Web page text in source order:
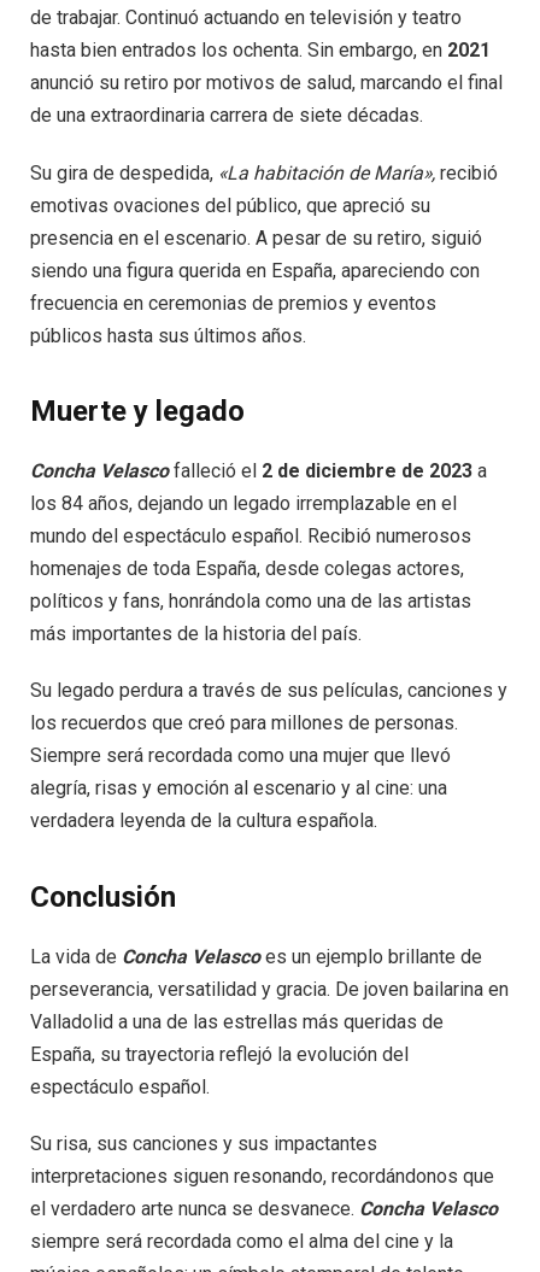
de trabajar. Continuó actuando en televisión y teatro
hasta bien entrados los ochenta. Sin embargo, en 2021
anunció su retiro por motivos de salud, marcando el final
de una extraordinaria carrera de siete décadas.
Su gira de despedida, «La habitación de María», recibió
emotivas ovaciones del público, que apreció su
presencia en el escenario. A pesar de su retiro, siguió
siendo una figura querida en España, apareciendo con
frecuencia en ceremonias de premios y eventos
públicos hasta sus últimos años.
Muerte y legado
Concha Velascofalleció el 2 de diciembre de 2023 a
los 84 años, dejando un legado irremplazable en el
mundo del espectáculo español. Recibió numerosos
homenajes de toda España, desde colegas actores,
políticos y fans, honrándola como una de las artistas
más importantes de la historia del país.
Su legado perdura a través de sus películas, canciones y
los recuerdos que creó para millones de personas.
Siempre será recordada como una mujer que llevó
alegría, risas y emoción al escenario y al cine: una
verdadera leyenda de la cultura española.
Conclusión
La vida de Concha Velascoes un ejemplo brillante de
perseverancia, versatilidad y gracia. De joven bailarina en
Valladolid a una de las estrellas más queridas de
España, su trayectoria reflejó la evolución del
espectáculo español.
Su risa, sus canciones y sus impactantes
interpretaciones siguen resonando, recordándonos que
el verdadero arte nunca se desvanece. Concha Velasco
siempre será recordada como el alma del cine y la